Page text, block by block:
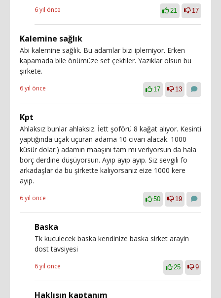
6 yıl önce 21 17
Kalemine sağlık
Abi kalemine sağlık. Bu adamlar bizi iplemiyor. Erken
kapamada bile önümüze set çektiler. Yazıklar olsun bu
şirkete.
6 yıl önce 17 13
Kpt
Ahlaksız bunlar ahlaksız. İett şoförü 8 kağat alıyor. Kesinti
yaptığında uçak uçuran adama 10 civarı alacak. 1000
küsür dolar:) adamın maaşını tam mı veriyorsun da hala
borç derdine düşüyorsun. Ayıp ayıp ayıp. Siz sevgili fo
arkadaşlar da bu şirkette kalıyorsanız eize 1000 kere
ayıp.
6 yıl önce 50 19
Baska
Tk kuculecek baska kendinize baska sirket arayin
dost tavsiyesi
6 yıl önce 25 9
Haklısın kaptanım